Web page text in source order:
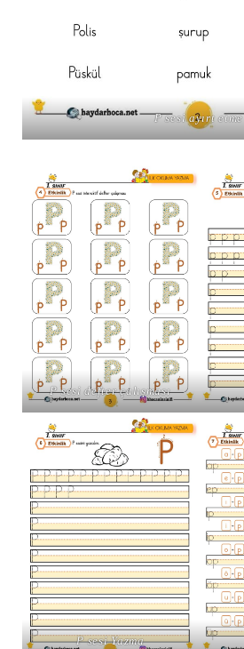
P sesi ayırt etme
P sesi defter çalışması
P sesi Yazma